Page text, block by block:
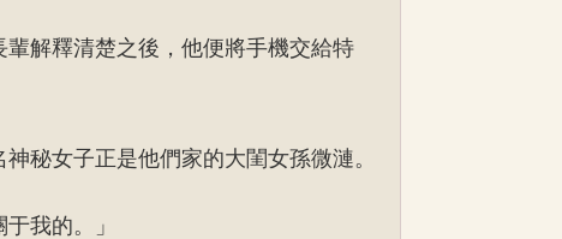
解釋清楚之後，他便將手機交給特
秘女子正是他們家的大閨女孫微漣。
我的。」